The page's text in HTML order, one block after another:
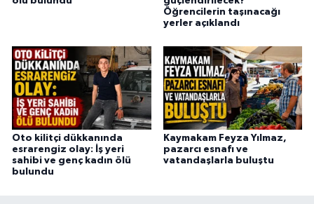
Öğrencilerin taşınacağı
yerler açıklandı
Oto kilitçi dükkanında
esrarengiz olay: İş yeri
sahibi ve genç kadın ölü
bulundu
Kaymakam Feyza Yılmaz,
pazarcı esnafı ve
vatandaşlarla buluştu